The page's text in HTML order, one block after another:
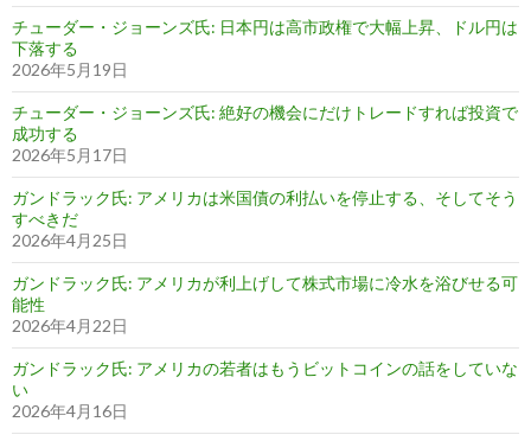
チューダー・ジョーンズ氏: 日本円は高市政権で大幅上昇、ドル円は
下落する
2026年5月19日
チューダー・ジョーンズ氏: 絶好の機会にだけトレードすれば投資で
成功する
2026年5月17日
ガンドラック氏: アメリカは米国債の利払いを停止する、そしてそう
すべきだ
2026年4月25日
ガンドラック氏: アメリカが利上げして株式市場に冷水を浴びせる可
能性
2026年4月22日
ガンドラック氏: アメリカの若者はもうビットコインの話をしていな
い
2026年4月16日